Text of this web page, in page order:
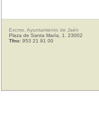
Excmo. Ayuntamiento de Jaén
Plaza de Santa María, 1. 23002
Tfno: 953 21 91 00